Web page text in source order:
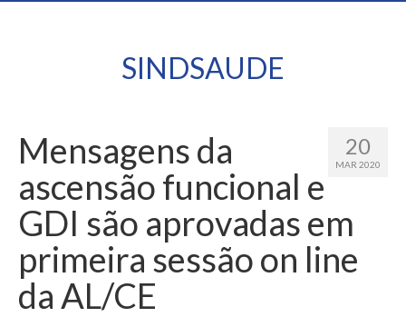
SINDSAUDE
20
MAR 2020
Mensagens da
ascensão funcional e
GDI são aprovadas em
primeira sessão on line
da AL/CE